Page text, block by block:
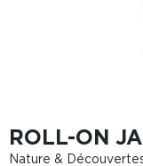
ROLL-ON
Nature &